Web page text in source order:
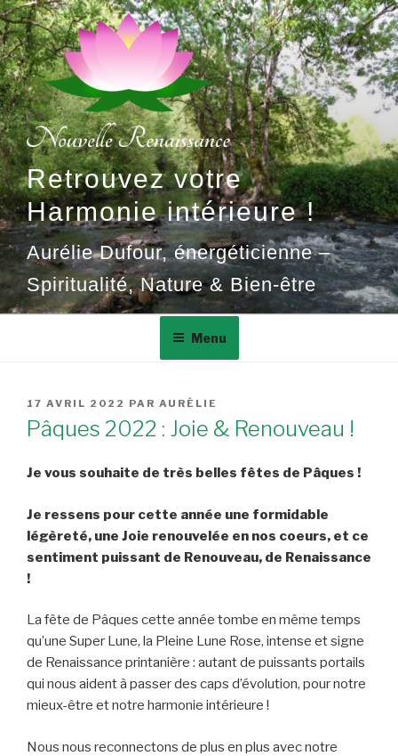
Aller
au
contenu
principal
Retrouvez votre
Harmonie intérieure !
Aurélie Dufour, énergéticienne –
Spiritualité, Nature & Bien-être
Menu
PUBLIÉ
LE
17 AVRIL 2022 PAR AURÉLIE
Pâques 2022 : Joie & Renouveau !
Je vous souhaite de très belles fêtes de Pâques !
Je ressens pour cette année une formidable
légèreté, une Joie renouvelée en nos coeurs, et ce
sentiment puissant de Renouveau, de Renaissance
!
La fête de Pâques cette année tombe en même temps
qu’une Super Lune, la Pleine Lune Rose, intense et signe
de Renaissance printanière : autant de puissants portails
qui nous aident à passer des caps d’évolution, pour notre
mieux-être et notre harmonie intérieure !
Nous nous reconnectons de plus en plus avec notre